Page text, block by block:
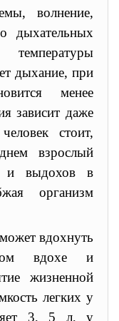
волнение,
дыхательных
дыхание, при
менее
зависит даже
стоит,
взрослый
и выдохов в
организм
вдохнуть
вдохе и
жизненной
легких у
3, 5 л, у